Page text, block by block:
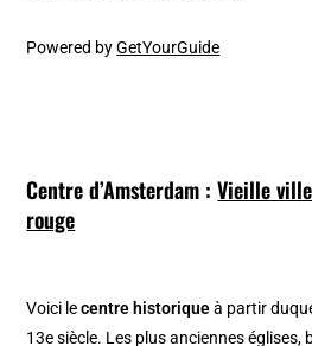
Powered byGetYourGuide
Centre d’Amsterdam :Vieille ville
rouge
Voici lecentre historiqueà partir
13e siècle. Les plus anciennes églises,